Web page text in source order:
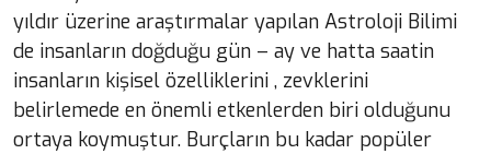
yıldır üzerine araştırmalar yapılan Astroloji Bilimi
de insanların doğduğu gün – ay ve hatta saatin
insanların kişisel özelliklerini , zevklerini
belirlemede en önemli etkenlerden biri olduğunu
ortaya koymuştur. Burçların bu kadar popüler